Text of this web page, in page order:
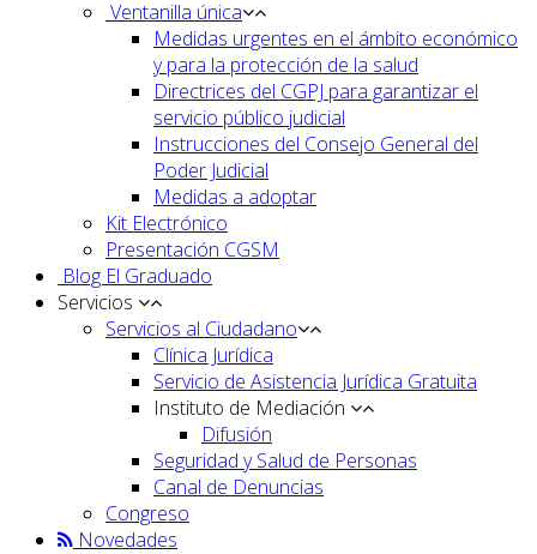
Ventanilla única
Medidas urgentes en el ámbito económico
y para la protección de la salud
Directrices del CGPJ para garantizar el
servicio público judicial
Instrucciones del Consejo General del
Poder Judicial
Medidas a adoptar
Kit Electrónico
Presentación CGSM
Blog El Graduado
Servicios
Servicios al Ciudadano
Clínica Jurídica
Servicio de Asistencia Jurídica Gratuita
Instituto de Mediación
Difusión
Seguridad y Salud de Personas
Canal de Denuncias
Congreso
Novedades